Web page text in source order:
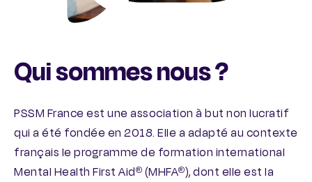
Qui sommes nous ?
PSSM France est une association à but non lucratif
qui a été fondée en 2018. Elle a adapté au contexte
français le programme de formation international
Mental Health First Aid® (MHFA®), dont elle est la